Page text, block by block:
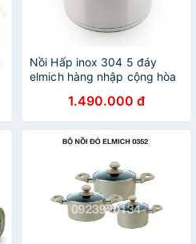
Nồi Hấp inox 304 5 đáy
elmich hàng nhập cộng hòa
2353360 và 26cm 2353361
1.490.000 đ